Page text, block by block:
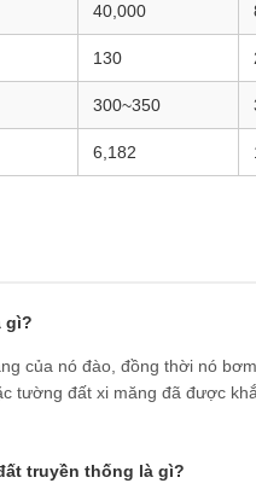
40,000
130
300~350
6,182
gì?
của nó đào, đồng thời nó
tường đất xi măng đã được
truyền thống là gì?